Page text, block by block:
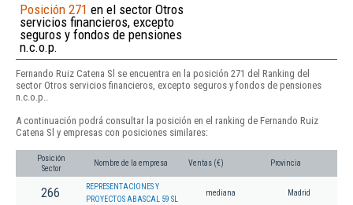
Posición 271 en el sector Otros
servicios financieros, excepto
seguros y fondos de pensiones
n.c.o.p.
Fernando Ruiz Catena Sl se encuentra en la posición 271 del Ranking del
sector Otros servicios financieros, excepto seguros y fondos de pensiones
n.c.o.p..
A continuación podrá consultar la posición en el ranking de Fernando Ruiz
Catena Sl y empresas con posiciones similares:
Posición
Sector
Nombre de la empresa Ventas (€) Provincia
266
REPRESENTACIONES Y
PROYECTOS ABASCAL 59 SL
mediana Madrid